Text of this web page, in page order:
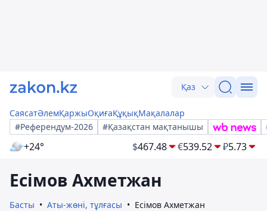
Қаз
СаясатӘлемҚаржыОқиғаҚұқықМақалалар
#Референдум-2026
#Қазақстан мақтанышы
+24° $467.48 €539.52 ₽5.73
Есімов Ахметжан
Басты Аты-жөні, тұлғасы Есімов Ахметжан